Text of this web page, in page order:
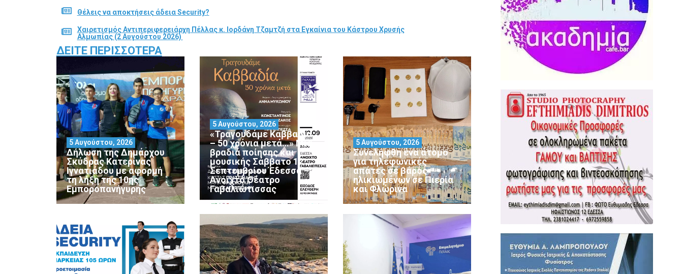
Θέλεις να αποκτήσεις άδεια Security?
Χαιρετισμός Αντιπεριφερειάρχη Πέλλας κ. Ιορδάνη Τζαμτζή στα Εγκαίνια του Κάστρου Χρυσής
Αλμωπίας (2 Αυγούστου 2026)
ΔΕΊΤΕ ΠΕΡΙΣΣΌΤΕΡΑ
Δήλωση της Δημάρχου
Σκύδρας Κατερίνας
Ιγνατιάδου με αφορμή
τη λήξη της 10ης
Εμποροπανήγυρης
5 Αυγούστου, 2026
«Τραγουδάμε Καββαδία
– 50 χρόνια μετά…» Μια
βραδιά ποίησης και
μουσικής Σάββατο 12
Σεπτεμβρίου Έδεσσα –
Ανοιχτό Θέατρο
Γαβαλιώτισσας
5 Αυγούστου, 2026
Συνελήφθη ένα άτομο
για τηλεφωνικές
απάτες σε βάρος
ηλικιωμένων σε Πιερία
και Φλώρινα
5 Αυγούστου, 2026